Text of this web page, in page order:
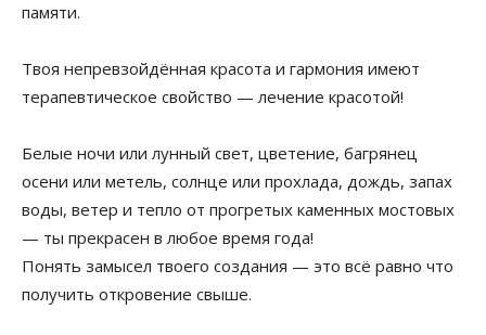
памяти.
Твоя непревзойдённая красота и гармония имеют
терапевтическое свойство — лечение красотой!
Белые ночи или лунный свет, цветение, багрянец
осени или метель, солнце или прохлада, дождь, запах
воды, ветер и тепло от прогретых каменных мостовых
— ты прекрасен в любое время года!
Понять замысел твоего создания — это всё равно что
получить откровение свыше.